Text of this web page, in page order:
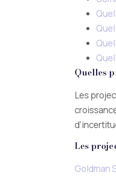
Quelles
Les
Les
Goldman